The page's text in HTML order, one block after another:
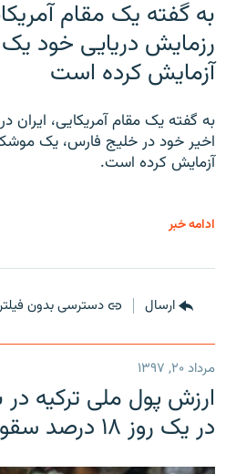
به گفته یک مقام
رزمایش دریایی خود
آزمایش کرده است
به گفته یک مقام آمریکایی، ایران
اخیر خود در خلیج فارس، یک
آزمایش کرده است.
ادامه خبر
ارسال دسترسی بدون
مرداد ۲۰, ۱۳۹۷
ارزش پول ملی ترکیه در
در یک روز ۱۸ درصد سقوط کرد